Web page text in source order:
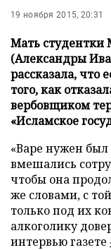
19 ноября 2015, 20:31
Мать студентки
(Александры
рассказала, что
того, как
вербовщиком
«Исламское
«Варе нужен был
вмешались
чтобы она
же словами, с
только под их
алкоголику
интервью газете